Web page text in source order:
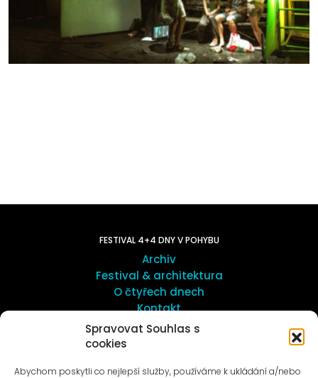
Spravovat Souhlas s
cookies
Abychom poskytli co nejlepší služby, používáme k ukládání a/nebo
FESTIVAL 4+4 DNY V POHYBU
Archiv
Festival & architektura
O čtyřech dnech
Kontakt